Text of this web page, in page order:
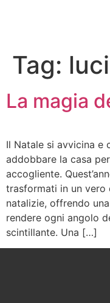
Tag:
La magia
Il Natale si avvicina e
addobbare la casa
accogliente.
trasformati in un vero
natalizie, offrendo
rendere ogni angolo
scintillante. Una […]